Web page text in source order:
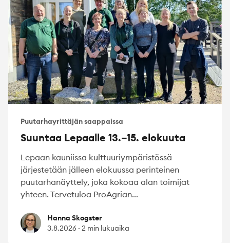
Puutarhayrittäjän saappaissa
Suuntaa Lepaalle 13.–15. elokuuta
Lepaan kauniissa kulttuuriympäristössä
järjestetään jälleen elokuussa perinteinen
puutarhanäyttely, joka kokoaa alan toimijat
yhteen. Tervetuloa ProAgrian...
Hanna Skogster
Hanna Skogster
3.8.2026 · 2 min lukuaika